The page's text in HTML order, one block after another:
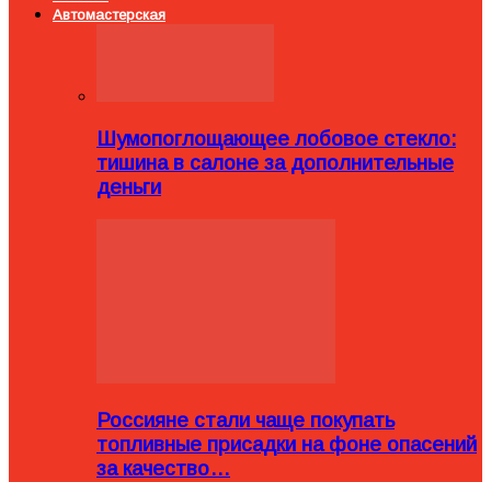
Автомастерская
Шумопоглощающее лобовое стекло:
тишина в салоне за дополнительные
деньги
Россияне стали чаще покупать
топливные присадки на фоне опасений
за качество…